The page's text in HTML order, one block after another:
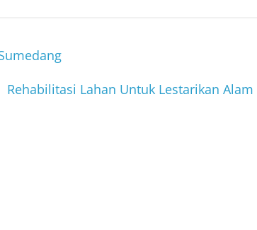
Rehabilitasi Lahan Untuk Lestarikan Alam